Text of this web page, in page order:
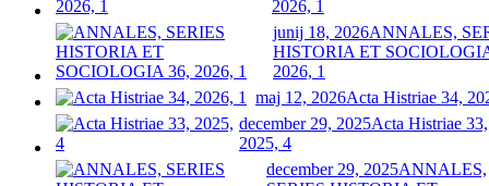
2026, 1
junij 18, 2026ANNALES,
HISTORIA ET
2026, 1
maj 12, 2026Acta Histriae 34,
december 29, 2025Acta Histriae 33,
2025, 4
december 29, 2025ANNALES,